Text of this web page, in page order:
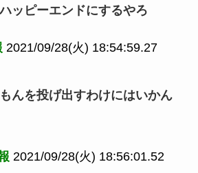
ッピーエンドにするやろ
2021/09/28(火) 18:54:59.27
んを投げ出すわけにはいかん
2021/09/28(火) 18:56:01.52